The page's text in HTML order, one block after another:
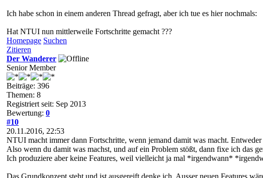
Ich habe schon in einem anderen Thread gefragt, aber ich tue es hier nochmals:
Hat NTUI nun mittlerweile Fortschritte gemacht ???
Homepage Suchen
Zitieren
Der Wanderer
Senior Member
Beiträge: 396
Themen: 8
Registriert seit: Sep 2013
Bewertung: 0
#10
20.11.2016, 22:53
NTUI macht immer dann Fortschritte, wenn jemand damit was macht.
Also wenn du damit was machst, und auf ein Problem stößt, dann fixe ich das
Ich produziere aber keine Features, weil vielleicht ja mal *irgendwann*
Das Grundkonzept steht und ist ausgereift denke ich. Ausser neuen Features